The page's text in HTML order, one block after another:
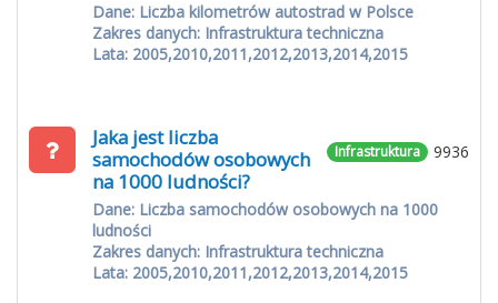
Dane: Liczba kilometrów autostrad w Polsce
Zakres danych: Infrastruktura techniczna
Lata: 2005,2010,2011,2012,2013,2014,2015
9936
Infrastruktura
Jaka jest liczba
samochodów osobowych
na 1000 ludności?
Dane: Liczba samochodów osobowych na 1000
ludności
Zakres danych: Infrastruktura techniczna
Lata: 2005,2010,2011,2012,2013,2014,2015